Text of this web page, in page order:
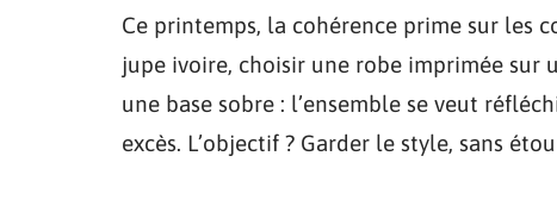
Ce printemps, la cohérence prime sur les
jupe ivoire, choisir une robe imprimée sur
une base sobre : l’ensemble se veut
excès. L’objectif ? Garder le style, sans